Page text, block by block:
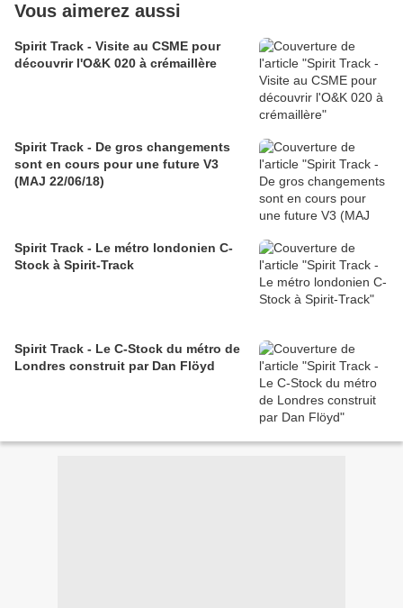
Vous aimerez aussi
Spirit Track - Visite au CSME pour
découvrir l'O&K 020 à crémaillère
Spirit Track - De gros changements
sont en cours pour une future V3
(MAJ 22/06/18)
Spirit Track - Le métro londonien C-
Stock à Spirit-Track
Spirit Track - Le C-Stock du métro de
Londres construit par Dan Flöyd